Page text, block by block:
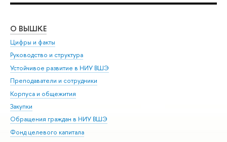
О ВЫШКЕ
Цифры и факты
Руководство и структура
Устойчивое развитие в НИУ ВШЭ
Преподаватели и сотрудники
Корпуса и общежития
Закупки
Обращения граждан в НИУ ВШЭ
Фонд целевого капитала